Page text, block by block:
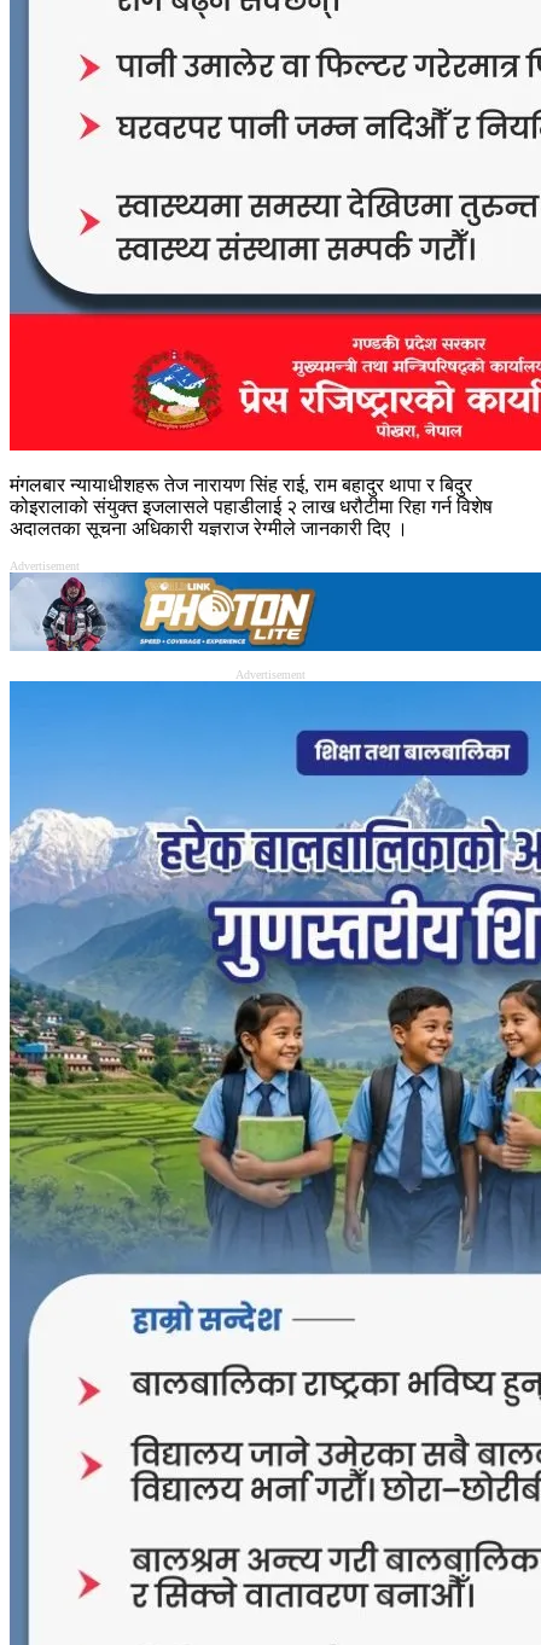
मंगलबार न्यायाधीशहरू तेज नारायण सिंह राई, राम बहादुर थापा र बिदुर
कोइरालाको संयुक्त इजलासले पहाडीलाई २ लाख धरौटीमा रिहा गर्न विशेष
अदालतका सूचना अधिकारी यज्ञराज रेग्मीले जानकारी दिए ।
Advertisement
Advertisement